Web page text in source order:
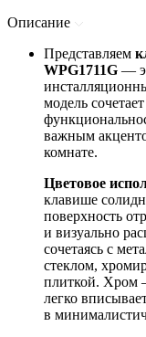
Описание
Представляем
WPG1711G —
модель
важным
комнате.
Цветовое
клавише
поверхность
и визуально
сочетаясь с
стеклом,
плиткой. Хром
легко
в